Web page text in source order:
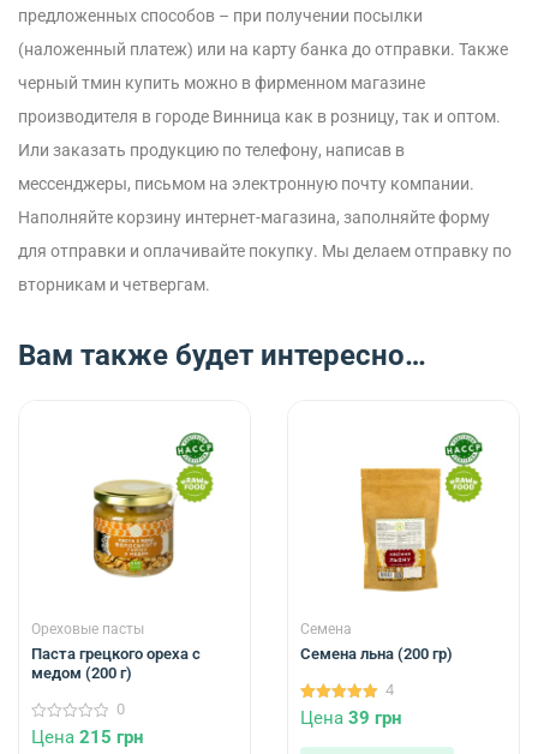
предложенных способов – при получении посылки
(наложенный платеж) или на карту банка до отправки. Также
черный тмин купить можно в фирменном магазине
производителя в городе Винница как в розницу, так и оптом.
Или заказать продукцию по телефону, написав в
мессенджеры, письмом на электронную почту компании.
Наполняйте корзину интернет-магазина, заполняйте форму
для отправки и оплачивайте покупку. Мы делаем отправку по
вторникам и четвергам.
Вам также будет интересно…
Ореховые пасты
Паста грецкого ореха с
медом (200 г)
0
из
0
Цена 215 грн
Семена
Семена льна (200 гр)
5.00
из 5
4
Цена 39 грн